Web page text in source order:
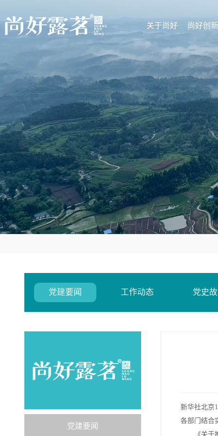
关于尚好 尚好创新
党建要闻 工作动态 党史
党建要闻
新华社北京
各部门结合
《关于推